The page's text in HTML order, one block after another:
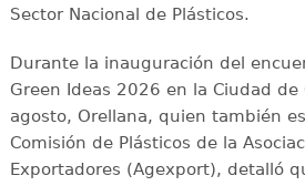
Sector Nacional de Plásticos.
Durante la inauguración del
Green Ideas 2026 en la Ciudad
agosto, Orellana, quien también
Comisión de Plásticos de la
Exportadores (Agexport), detalló